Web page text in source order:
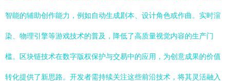
智能的辅助创作能力，例如自动生成剧本、设计角色或作曲。实时渲
染、物理引擎等游戏技术的普及，降低了高质量视觉内容的生产门
槛。区块链技术在数字版权保护与交易中的应用，为创意成果的价值
转化提供了新思路。开发者需持续关注这些前沿技术，将其灵活融入